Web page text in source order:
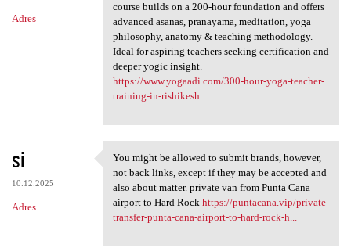
Adres
course builds on a 200-hour foundation and offers
advanced asanas, pranayama, meditation, yoga
philosophy, anatomy & teaching methodology.
Ideal for aspiring teachers seeking certification and
deeper yogic insight.
https://www.yogaadi.com/300-hour-yoga-teacher-
training-in-rishikesh
si
10.12.2025
Adres
You might be allowed to
You might be allowed to submit brands, however,
not back links, except if they may be accepted and
also about matter. private van from Punta Cana
airport to Hard Rock https://puntacana.vip/private-
transfer-punta-cana-airport-to-hard-rock-h...